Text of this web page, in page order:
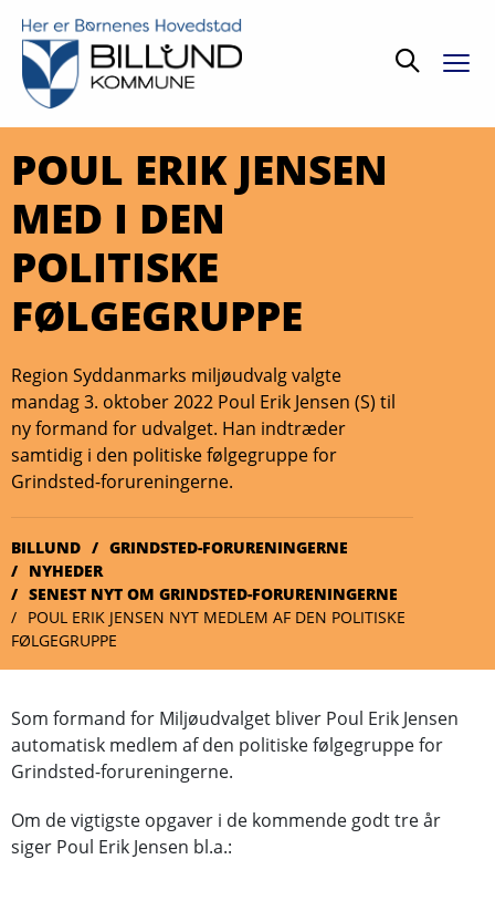
Søg
POUL ERIK JENSEN
MED I DEN
POLITISKE
FØLGEGRUPPE
Region Syddanmarks miljøudvalg valgte
mandag 3. oktober 2022 Poul Erik Jensen (S) til
ny formand for udvalget. Han indtræder
samtidig i den politiske følgegruppe for
Grindsted-forureningerne.
BILLUND
GRINDSTED-FORURENINGERNE
NYHEDER
SENEST NYT OM GRINDSTED-FORURENINGERNE
POUL ERIK JENSEN NYT MEDLEM AF DEN POLITISKE
FØLGEGRUPPE
Som formand for Miljøudvalget bliver Poul Erik Jensen
automatisk medlem af den politiske følgegruppe for
Grindsted-forureningerne.
Om de vigtigste opgaver i de kommende godt tre år
siger Poul Erik Jensen bl.a.: